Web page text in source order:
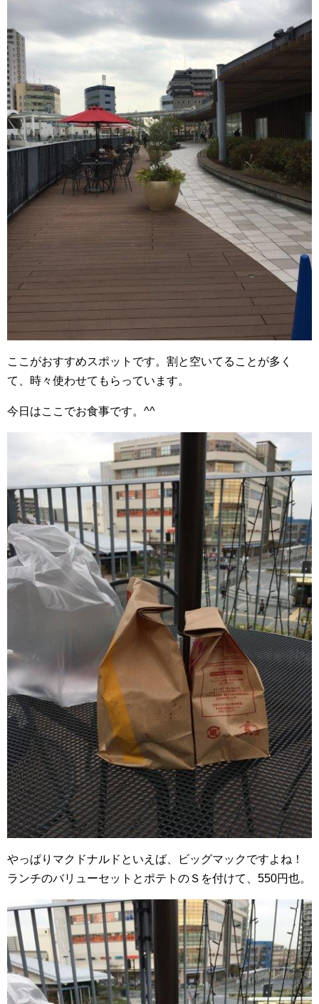
ここがおすすめスポットです。割と空いてることが多く
て、時々使わせてもらっています。
今日はここでお食事です。^^
やっぱりマクドナルドといえば、ビッグマックですよね！
ランチのバリューセットとポテトのＳを付けて、550円也。